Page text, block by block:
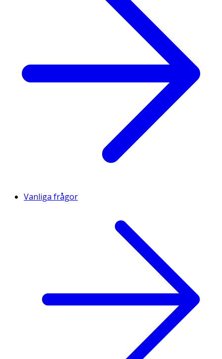
Vanliga frågor